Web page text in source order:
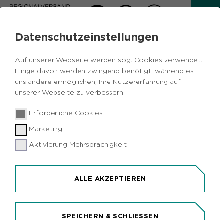
Datenschutzeinstellungen
Auf unserer Webseite werden sog. Cookies verwendet.
Einige davon werden zwingend benötigt, während es
uns andere ermöglichen, Ihre Nutzererfahrung auf
unserer Webseite zu verbessern.
Erforderliche Cookies
Marketing
Aktivierung Mehrsprachigkeit
ALLE AKZEPTIEREN
SPEICHERN & SCHLIESSEN
PRESSEMITTEILUNG
Zurück
13. Kulturkonferenz Ruhr setzt sich für
Stärkung der Demokratie ein